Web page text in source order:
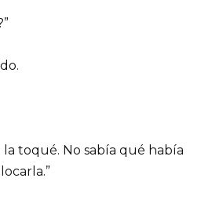
la toqué. No sabía qué había